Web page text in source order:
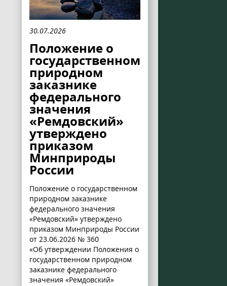
30.07.2026
Положение о
государственном
природном
заказнике
федерального
значения
«Ремдовский»
утверждено
приказом
Минприроды
России
Положение о государственном
природном заказнике
федерального значения
«Ремдовский» утверждено
приказом Минприроды России
от 23.06.2026 № 360
«Об утверждении Положения о
государственном природном
заказнике федерального
значения «Ремдовский»